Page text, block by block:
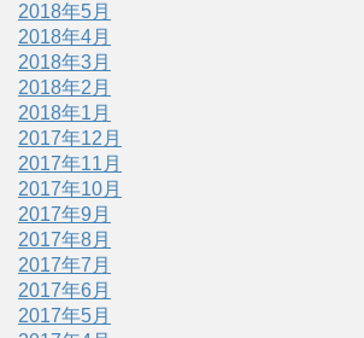
2018年5月
2018年4月
2018年3月
2018年2月
2018年1月
2017年12月
2017年11月
2017年10月
2017年9月
2017年8月
2017年7月
2017年6月
2017年5月